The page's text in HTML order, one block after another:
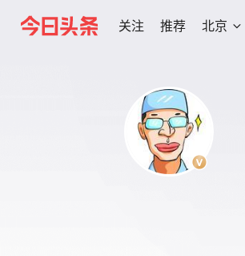
关注 推荐 北京